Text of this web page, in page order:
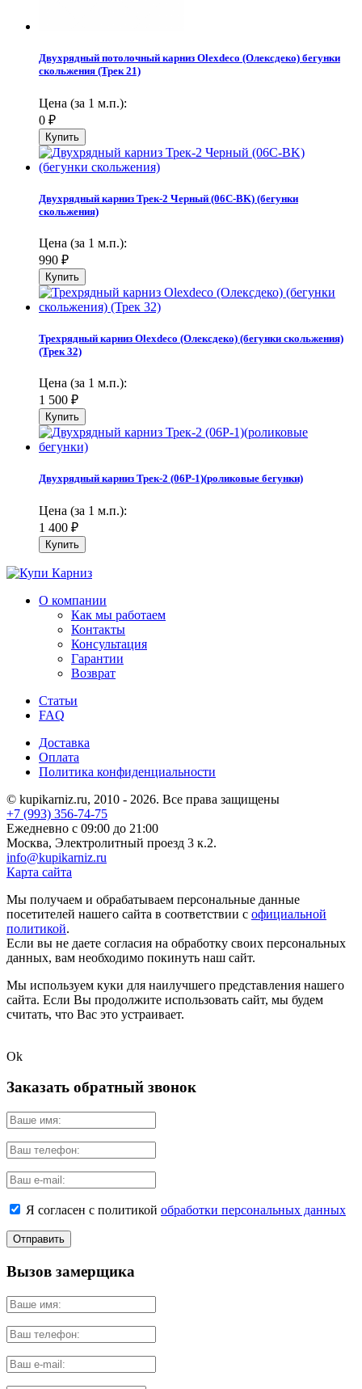
Двухрядный потолочный карниз Olexdeco (Олексдеко) бегунки
скольжения (Трек 21)
Цена (за 1 м.п.):
0 ₽
Двухрядный карниз Трек-2 Черный (06С-BK) (бегунки
скольжения)
Цена (за 1 м.п.):
990 ₽
Трехрядный карниз Olexdeco (Олексдеко) (бегунки скольжения)
(Трек 32)
Цена (за 1 м.п.):
1 500 ₽
Двухрядный карниз Трек-2 (06Р-1)(роликовые бегунки)
Цена (за 1 м.п.):
1 400 ₽
О компании
Как мы работаем
Контакты
Консультация
Гарантии
Возврат
Статьи
FAQ
Доставка
Оплата
Политика конфиденциальности
© kupikarniz.ru, 2010 - 2026. Все права защищены
+7 (993) 356-74-75
Eжедневно с 09:00 до 21:00
Москва, Электролитный проезд 3 к.2.
info@kupikarniz.ru
Карта сайта
Мы получаем и обрабатываем персональные данные
посетителей нашего сайта в соответствии с официальной
политикой.
Если вы не даете согласия на обработку своих персональных
данных, вам необходимо покинуть наш сайт.
Мы используем куки для наилучшего представления нашего
сайта. Если Вы продолжите использовать сайт, мы будем
считать, что Вас это устраивает.
Ok
Заказать обратный звонок
Я согласен с политикой обработки персональных данных
Вызов замерщика